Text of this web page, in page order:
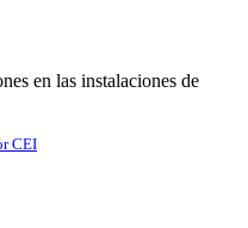
en las instalaciones de
CEI